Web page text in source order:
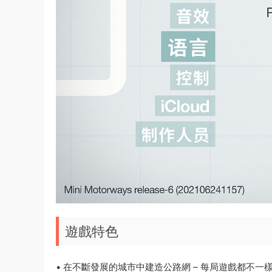
遊戲特色
• 在不斷發展的城市中建造公路網 – 每局遊戲都不一